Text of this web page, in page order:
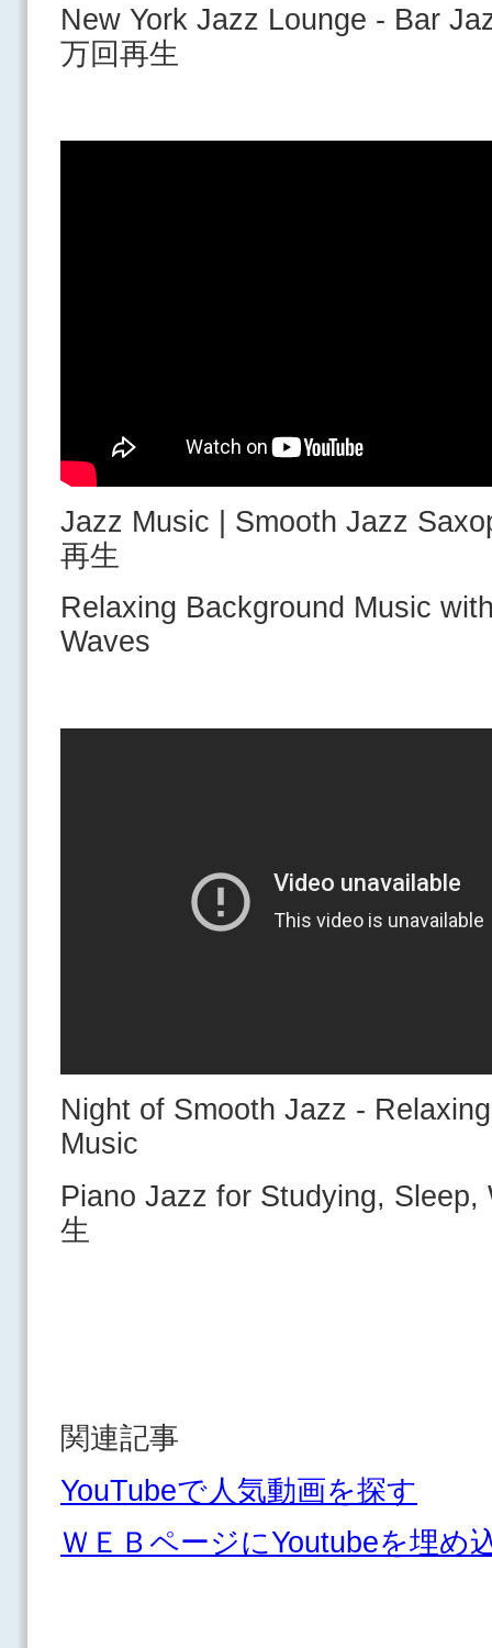
New York Jazz Lounge - Bar
万回再生
Jazz Music | Smooth Jazz
再生
Relaxing Background Music
Waves
Night of Smooth Jazz -
Music
Piano Jazz for Studying,
生
関連記事
YouTubeで人気動画を探す
ＷＥＢページにYoutubeを埋め